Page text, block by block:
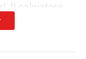
Il calciatore
e tanta